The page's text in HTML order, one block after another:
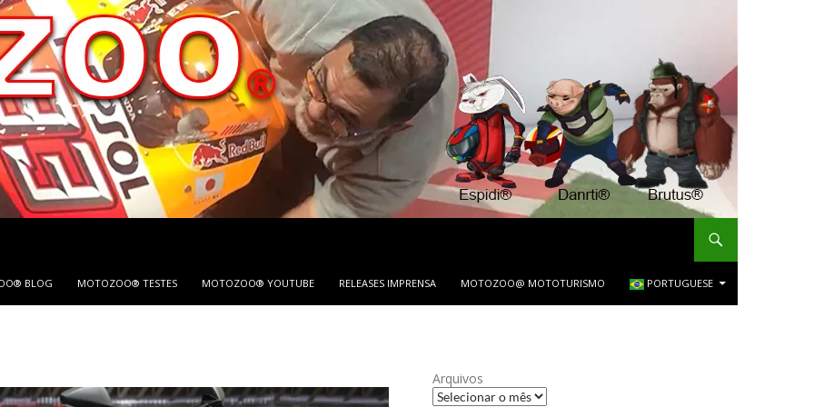
BLOG MOTOZOO® TESTES MOTOZOO® YOUTUBE RELEASES IMPRENSA MOTOZOO@ MOTOTURISMO PORTUGUESE
Arquivos